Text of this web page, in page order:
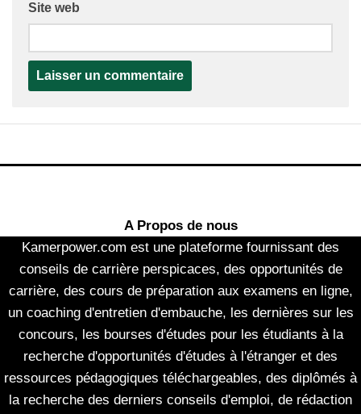
Site web
A Propos de nous
Kamerpower.com est une plateforme fournissant des
conseils de carrière perspicaces, des opportunités de
carrière, des cours de préparation aux examens en ligne,
un coaching d'entretien d'embauche, les dernières sur les
concours, les bourses d'études pour les étudiants à la
recherche d'opportunités d'études à l'étranger et des
ressources pédagogiques téléchargeables, des diplômés à
la recherche des derniers conseils d'emploi, de rédaction